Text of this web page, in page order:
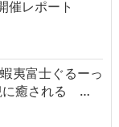
催レポート
夷富士ぐるーっ
に癒される …